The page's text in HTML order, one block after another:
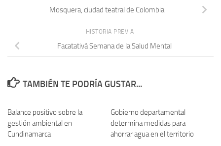
Mosquera, ciudad teatral de Colombia
HISTORIA PREVIA
Facatativá Semana de la Salud Mental
TAMBIÉN TE PODRÍA GUSTAR...
Balance positivo sobre la
gestión ambiental en
Cundinamarca
Gobierno departamental
determina medidas para
ahorrar agua en el territorio